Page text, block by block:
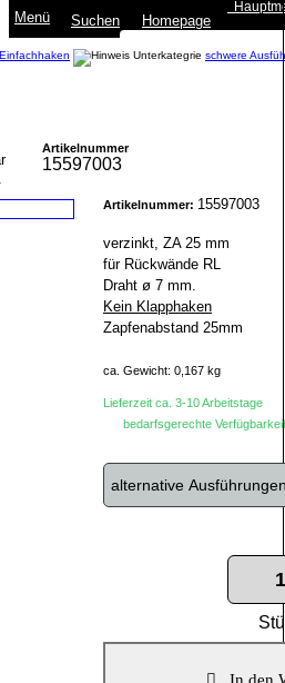
Menü Suchen Homepage
Einfachhaken schwere
Artikelnummer
15597003
Artikelnummer: 15597003
verzinkt, ZA 25 mm
für Rückwände RL
Draht ø 7 mm.
Kein Klapphaken
Zapfenabstand 25mm
ca. Gewicht: 0,167 kg
Lieferzeit ca. 3-10 Arbeitstage
bedarfsgerechte